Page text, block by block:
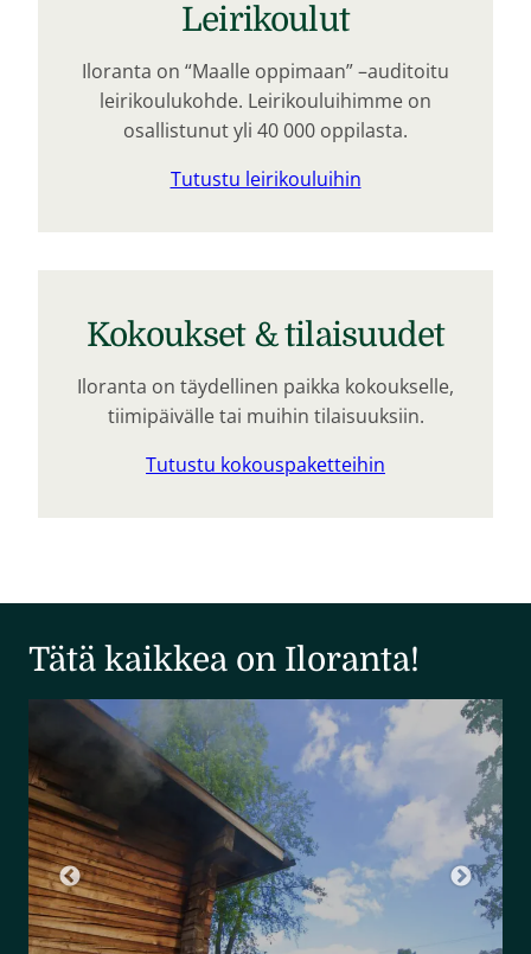
Leirikoulut
Iloranta on “Maalle oppimaan” –auditoitu
leirikoulukohde. Leirikouluihimme on
osallistunut yli 40 000 oppilasta.
Tutustu leirikouluihin
Kokoukset & tilaisuudet
Iloranta on täydellinen paikka kokoukselle,
tiimipäivälle tai muihin tilaisuuksiin.
Tutustu kokouspaketteihin
Tätä kaikkea on Iloranta!